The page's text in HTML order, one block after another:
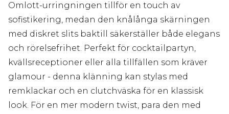
Omlott-urringningen tillför en touch av
sofistikering, medan den knålånga skärningen
med diskret slits baktill säkerställer både elegans
och rörelsefrihet. Perfekt för cocktailpartyn,
kvällsreceptioner eller alla tillfällen som kräver
glamour - denna klänning kan stylas med
remklackar och en clutchväska för en klassisk
look. För en mer modern twist, para den med